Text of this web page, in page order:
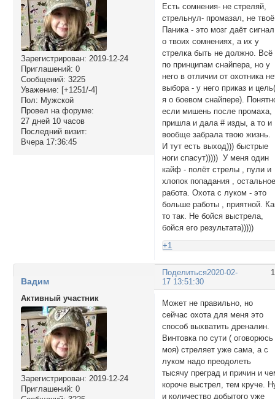
Зарегистрирован: 2019-12-24
Приглашений: 0
Сообщений: 3225
Уважение: [+1251/-4]
Пол: Мужской
Провел на форуме:
27 дней 10 часов
Последний визит:
Вчера 17:36:45
Есть сомнения- не стреляй,
стрельнул- промазал, не
Паника - это мозг даёт сигнал
о твоих сомнениях, а их у
стрелка быть не должно. Всё
по принципам снайпера, но у
него в отличии от охотника
выбора - у него приказ и
я о боевом снайпере).
если мишень после промаха,
пришла и дала # изды, а то и
вообще забрала твою жизнь.
И тут есть выход))) быстрые
ноги спасут))))) У меня один
кайф - полёт стрелы , пули и
хлопок попадания ,
работа. Охота с луком - это
больше работы , приятной.
то так. Не бойся выстрела,
бойся его результата)))))
+1
Поделиться2020-02-
17 13:51:30
Вадим
Активный участник
Зарегистрирован: 2019-12-24
Приглашений: 0
Может не правильно, но
сейчас охота для меня это
способ выхватить дреналин.
Винтовка по сути ( оговорюсь
моя) стреляет уже сама, а с
луком надо преодолеть
тысячу преград и причин и
короче выстрел, тем круче.
и количество добытого уже